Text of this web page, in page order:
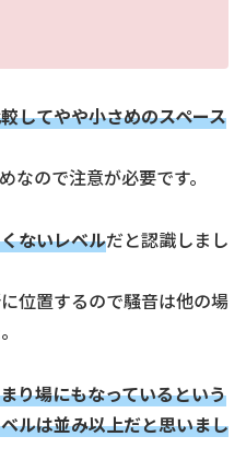
してやや小さめのスペース
なので注意が必要です。
ないレベルだと認識しまし
位置するので騒音は他の場
り場にもなっているという
ルは並み以上だと思いまし